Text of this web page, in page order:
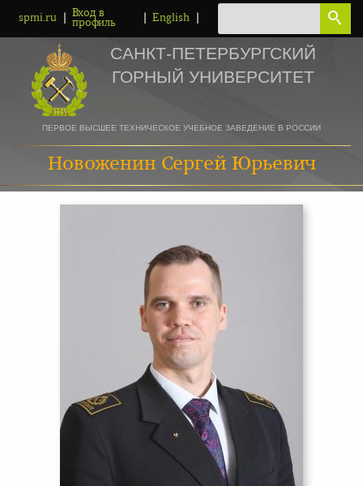
spmi.ru
Вход в
профиль
English
САНКТ-ПЕТЕРБУРГСКИЙ
ГОРНЫЙ УНИВЕРСИТЕТ
ПЕРВОЕ ВЫСШЕЕ ТЕХНИЧЕСКОЕ УЧЕБНОЕ ЗАВЕДЕНИЕ В РОССИИ
Новоженин Сергей Юрьевич